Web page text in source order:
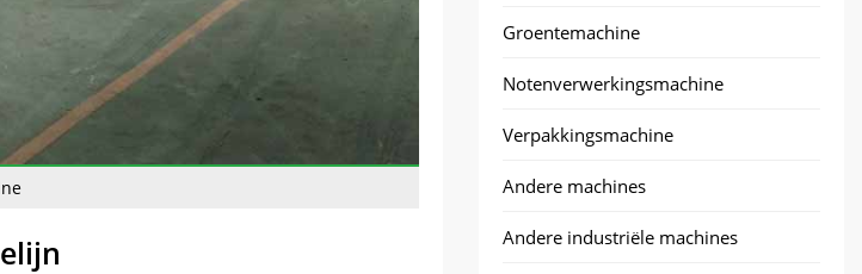
Groentemachine
Notenverwerkingsmachine
Verpakkingsmachine
Andere machines
Andere industriële machines